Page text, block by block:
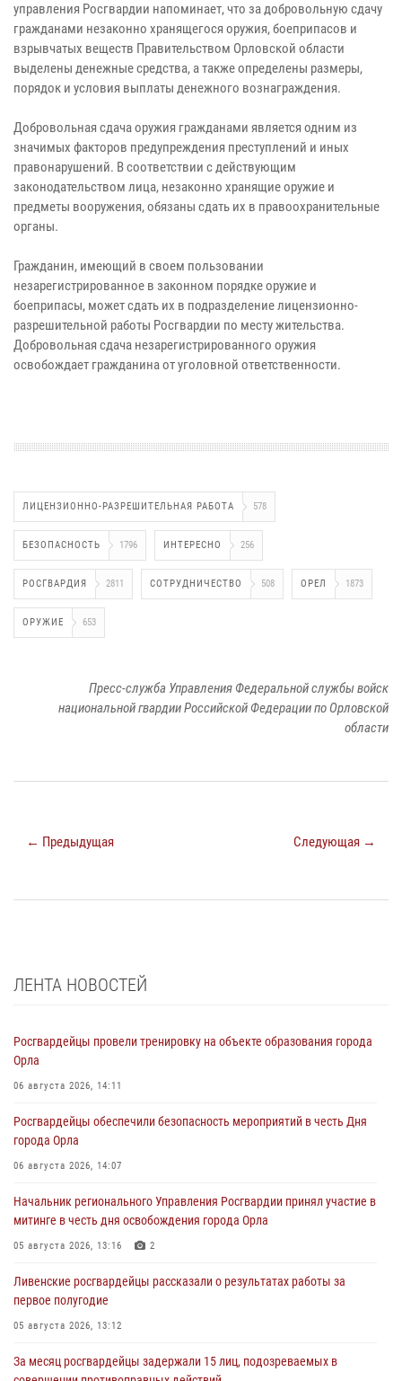
управления Росгвардии напоминает, что за добровольную сдачу
гражданами незаконно хранящегося оружия, боеприпасов и
взрывчатых веществ Правительством Орловской области
выделены денежные средства, а также определены размеры,
порядок и условия выплаты денежного вознаграждения.
Добровольная сдача оружия гражданами является одним из
значимых факторов предупреждения преступлений и иных
правонарушений. В соответствии с действующим
законодательством лица, незаконно хранящие оружие и
предметы вооружения, обязаны сдать их в правоохранительные
органы.
Гражданин, имеющий в своем пользовании
незарегистрированное в законном порядке оружие и
боеприпасы, может сдать их в подразделение лицензионно-
разрешительной работы Росгвардии по месту жительства.
Добровольная сдача незарегистрированного оружия
освобождает гражданина от уголовной ответственности.
ЛИЦЕНЗИОННО-РАЗРЕШИТЕЛЬНАЯ РАБОТА 578
БЕЗОПАСНОСТЬ 1796 ИНТЕРЕСНО 256
РОСГВАРДИЯ 2811 СОТРУДНИЧЕСТВО 508 ОРЕЛ 1873
ОРУЖИЕ 653
Пресс-служба Управления Федеральной службы войск
национальной гвардии Российской Федерации по Орловской
области
← Предыдущая Следующая →
ЛЕНТА НОВОСТЕЙ
Росгвардейцы провели тренировку на объекте образования города
Орла
06 августа 2026, 14:11
Росгвардейцы обеспечили безопасность мероприятий в честь Дня
города Орла
06 августа 2026, 14:07
Начальник регионального Управления Росгвардии принял участие в
митинге в честь дня освобождения города Орла
05 августа 2026, 13:16 2
Ливенские росгвардейцы рассказали о результатах работы за
первое полугодие
05 августа 2026, 13:12
За месяц росгвардейцы задержали 15 лиц, подозреваемых в